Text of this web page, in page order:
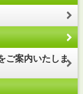
ご案内いたしま